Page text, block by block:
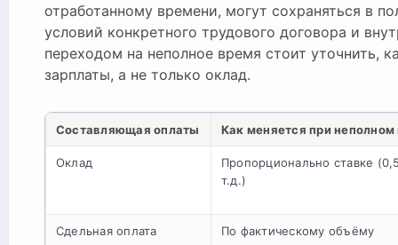
отработанному времени, могут сохраняться в
условий конкретного трудового договора и
переходом на неполное время стоит уточнить,
зарплаты, а не только оклад.
Составляющая оплаты Как меняется при
Оклад
Пропорционально ставке
т.д.)
Сдельная оплата По фактическому объёму